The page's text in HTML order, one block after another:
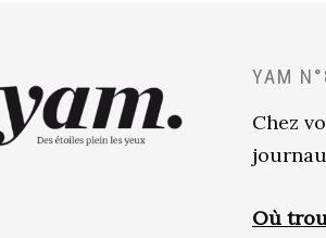
YAM
Chez
Où